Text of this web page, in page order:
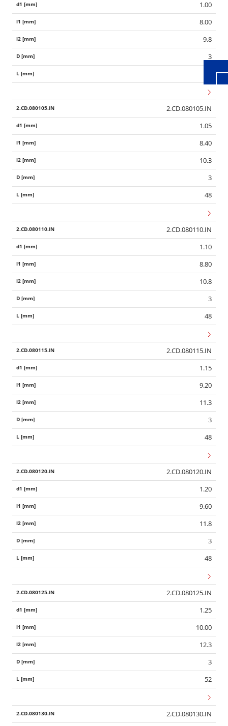
1.00
8.00
9.8
3
2.CD.080105.IN
1.05
8.40
10.3
3
48
2.CD.080110.IN
1.10
8.80
10.8
3
48
2.CD.080115.IN
1.15
9.20
11.3
3
48
2.CD.080120.IN
1.20
9.60
11.8
3
48
2.CD.080125.IN
1.25
10.00
12.3
3
52
2.CD.080130.IN